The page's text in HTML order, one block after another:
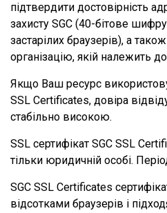
підтвердити достовірність
захисту SGC (40-бітове
застарілих браузерів), а
організацію, якій належить
Якщо Ваш ресурс
SSL Certificates, довіра
стабільно високою.
SSL сертифікат SGC SSL
тільки юридичній особі.
SGC SSL Certificates
відсотками браузерів і